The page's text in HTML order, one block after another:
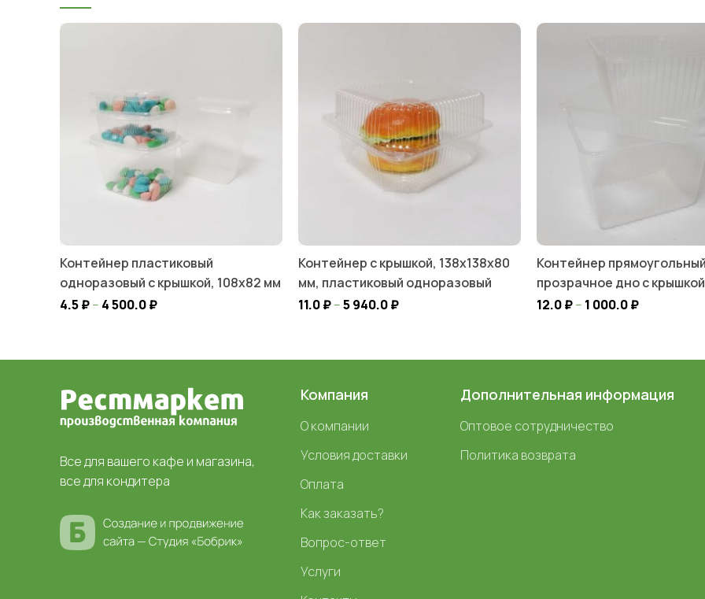
Контейнер пластиковый
одноразовый с крышкой, 108х82 мм
4.5₽– 4 500.0₽
Контейнер с крышкой, 138х138х80
мм, пластиковый одноразовый
11.0₽–5 940.0₽
Контейнер
прозрачное дно с
12.0₽– 1 000.0₽
Все для вашего кафе и магазина,
все для кондитера
Компания
О компании
Условия доставки
Оплата
Как заказать?
Вопрос-ответ
Услуги
Дополнительная информация
Оптовое сотрудничество
Политика возврата